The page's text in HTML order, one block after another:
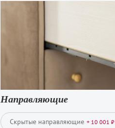
Направляющие
Скрытые направляющие + 10 001 ₽